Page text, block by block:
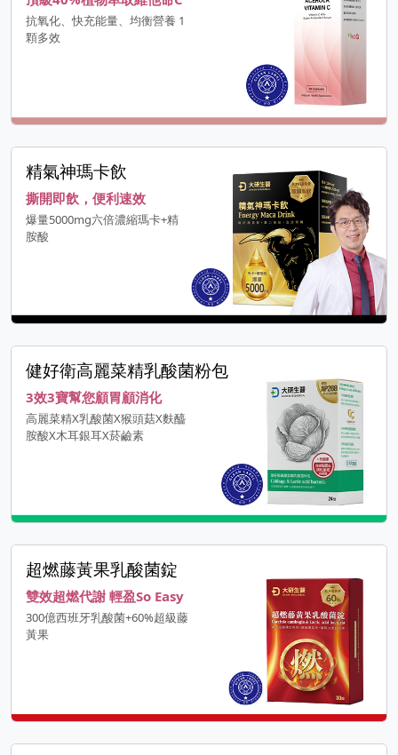
抗氧化、快充能量、均衡營養 1
顆多效
精氣神瑪卡飲
撕開即飲，便利速效
爆量5000mg六倍濃縮瑪卡+精
胺酸
健好衛高麗菜精乳酸菌粉包
3效3寶幫您顧胃顧消化
高麗菜精X乳酸菌X猴頭菇X麩醯
胺酸X木耳銀耳X菸鹼素
超燃藤黃果乳酸菌錠
雙效超燃代謝 輕盈So Easy
300億西班牙乳酸菌+60%超級藤
黃果